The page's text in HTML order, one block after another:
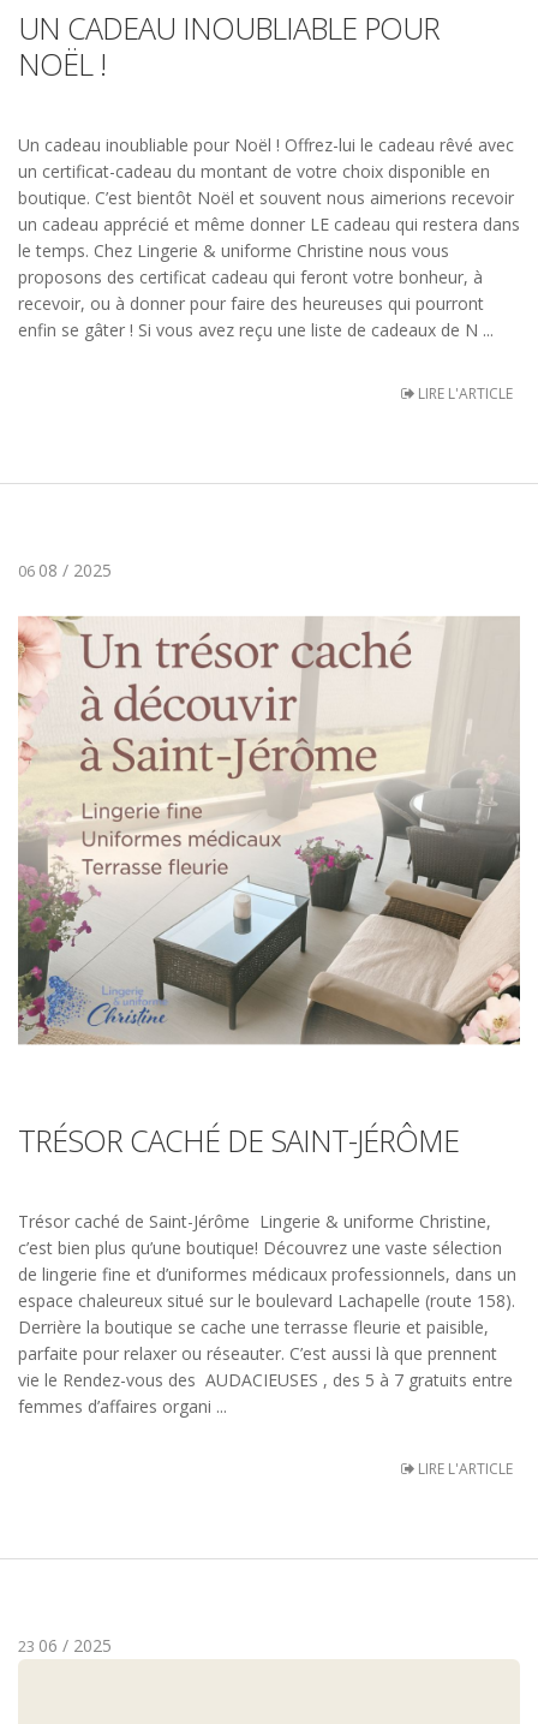
UN CADEAU INOUBLIABLE POUR
NOËL !
Un cadeau inoubliable pour Noël ! Offrez-lui le cadeau rêvé avec
un certificat-cadeau du montant de votre choix disponible en
boutique. C’est bientôt Noël et souvent nous aimerions recevoir
un cadeau apprécié et même donner LE cadeau qui restera dans
le temps. Chez Lingerie & uniforme Christine nous vous
proposons des certificat cadeau qui feront votre bonheur, à
recevoir, ou à donner pour faire des heureuses qui pourront
enfin se gâter ! Si vous avez reçu une liste de cadeaux de N ...
LIRE L'ARTICLE
06 08 / 2025
TRÉSOR CACHÉ DE SAINT-JÉRÔME
Trésor caché de Saint-Jérôme Lingerie & uniforme Christine,
c’est bien plus qu’une boutique! Découvrez une vaste sélection
de lingerie fine et d’uniformes médicaux professionnels, dans un
espace chaleureux situé sur le boulevard Lachapelle (route 158).
Derrière la boutique se cache une terrasse fleurie et paisible,
parfaite pour relaxer ou réseauter. C’est aussi là que prennent
vie le Rendez-vous des AUDACIEUSES , des 5 à 7 gratuits entre
femmes d’affaires organi ...
LIRE L'ARTICLE
23 06 / 2025